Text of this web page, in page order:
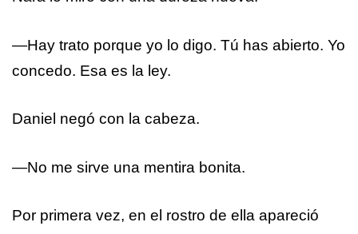
—Hay trato porque yo lo digo. Tú has abierto. Yo
concedo. Esa es la ley.
Daniel negó con la cabeza.
—No me sirve una mentira bonita.
Por primera vez, en el rostro de ella apareció